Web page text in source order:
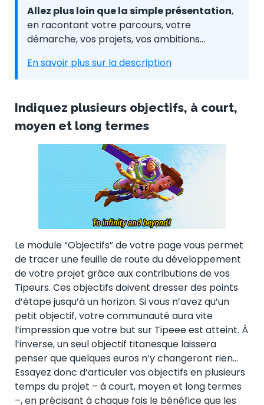
Allez plus loin que la simple présentation,
en racontant votre parcours, votre
démarche, vos projets, vos ambitions…
En savoir plus sur la description
Indiquez plusieurs objectifs, à court,
moyen et long termes
Le module “Objectifs” de votre page vous permet
de tracer une feuille de route du développement
de votre projet grâce aux contributions de vos
Tipeurs. Ces objectifs doivent dresser des points
d’étape jusqu’à un horizon. Si vous n’avez qu’un
petit objectif, votre communauté aura vite
l’impression que votre but sur Tipeee est atteint. À
l’inverse, un seul objectif titanesque laissera
penser que quelques euros n’y changeront rien…
Essayez donc d’articuler vos objectifs en plusieurs
temps du projet – à court, moyen et long termes
–, en précisant à chaque fois le bénéfice que les